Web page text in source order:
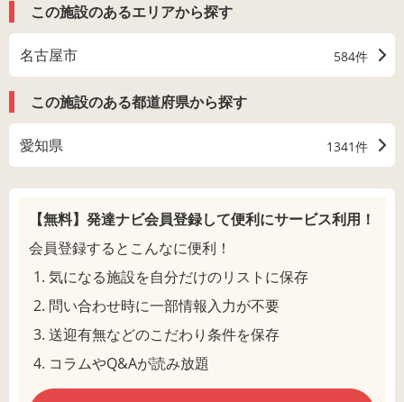
この施設のあるエリアから探す
名古屋市 584件
この施設のある都道府県から探す
愛知県 1341件
【無料】発達ナビ会員登録して便利にサービス利用！
会員登録するとこんなに便利！
気になる施設を自分だけのリストに保存
問い合わせ時に一部情報入力が不要
送迎有無などのこだわり条件を保存
コラムやQ&Aが読み放題